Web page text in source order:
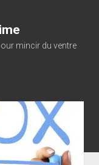
mincir du ventre